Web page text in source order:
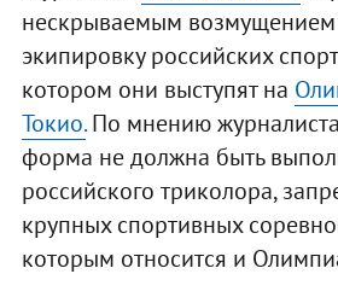
нескрываемым
экипировку российских
котором они выступят на
Токио.По мнению
форма не должна быть
российского триколора,
крупных спортивных
которым относится и